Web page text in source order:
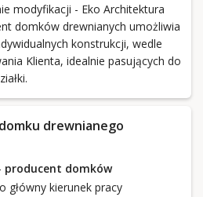
modyfikacji - Eko Architektura
domków drewnianych umożliwia
konstrukcji, wedle
Klienta, idealnie pasujących do
drewnianego
producent domków
główny kierunek pracy